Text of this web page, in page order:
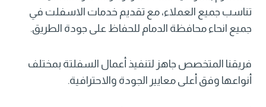
تناسب جميع العملاء، مع تقديم خدمات الاسفلت في
جميع انحاء محافظة الدمام للحفاظ على جودة الطريق.
فريقنا المتخصص جاهز لتنفيذ أعمال السفلتة بمختلف
أنواعها وفق أعلى معايير الجودة والاحترافية.